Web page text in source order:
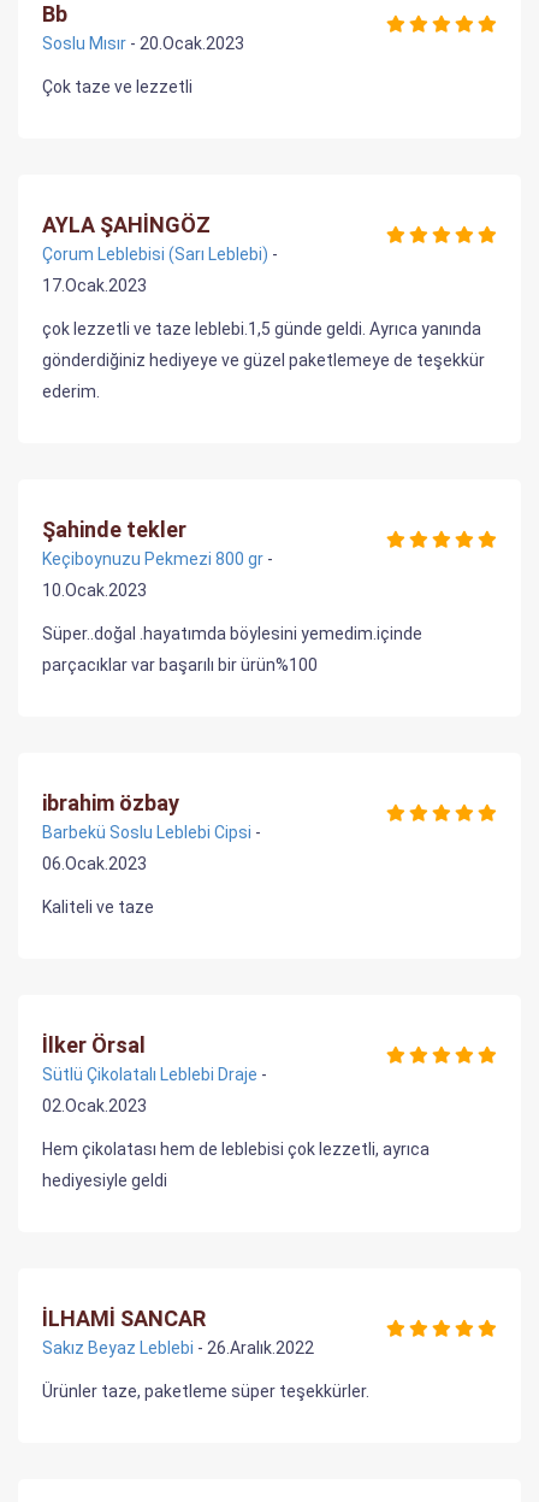
Bb
Soslu Mısır - 20.Ocak.2023
Çok taze ve lezzetli
AYLA ŞAHİNGÖZ
Çorum Leblebisi (Sarı Leblebi) -
17.Ocak.2023
çok lezzetli ve taze leblebi.1,5 günde geldi. Ayrıca yanında
gönderdiğiniz hediyeye ve güzel paketlemeye de teşekkür
ederim.
Şahinde tekler
Keçiboynuzu Pekmezi 800 gr -
10.Ocak.2023
Süper..doğal .hayatımda böylesini yemedim.içinde
parçacıklar var başarılı bir ürün%100
ibrahim özbay
Barbekü Soslu Leblebi Cipsi -
06.Ocak.2023
Kaliteli ve taze
İlker Örsal
Sütlü Çikolatalı Leblebi Draje -
02.Ocak.2023
Hem çikolatası hem de leblebisi çok lezzetli, ayrıca
hediyesiyle geldi
İLHAMİ SANCAR
Sakız Beyaz Leblebi - 26.Aralık.2022
Ürünler taze, paketleme süper teşekkürler.